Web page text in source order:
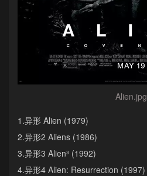
Alien.jpg
1.异形 Alien (1979)
2.异形2 Aliens (1986)
3.异形3 Alien³ (1992)
4.异形4 Alien: Resurrection (1997)